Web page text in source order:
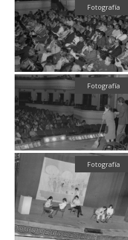
Fotografía
Fotografía
Fotografía